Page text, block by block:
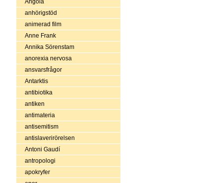
Angola
anhörigstöd
animerad film
Anne Frank
Annika Sörenstam
anorexia nervosa
ansvarsfrågor
Antarktis
antibiotika
antiken
antimateria
antisemitism
antislaverirörelsen
Antoni Gaudí
antropologi
apokryfer